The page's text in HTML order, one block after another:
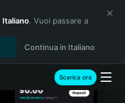
Italiano. Vuoi passare a
Continua in Italiano
Scarica ora